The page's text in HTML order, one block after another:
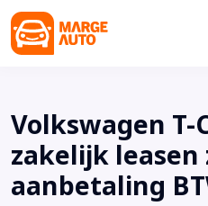
Volkswagen T-
zakelijk leasen
aanbetaling